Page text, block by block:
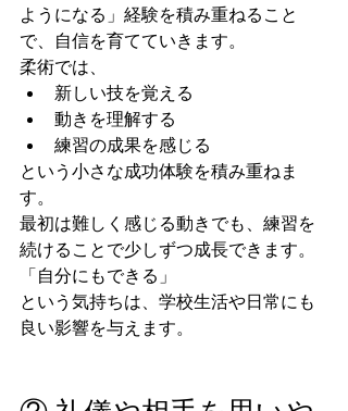
ようになる」経験を積み重ねること
で、自信を育てていきます。
柔術では、
新しい技を覚える
動きを理解する
練習の成果を感じる
という小さな成功体験を積み重ねま
す。
最初は難しく感じる動きでも、練習を
続けることで少しずつ成長できます。
「自分にもできる」
という気持ちは、学校生活や日常にも
良い影響を与えます。